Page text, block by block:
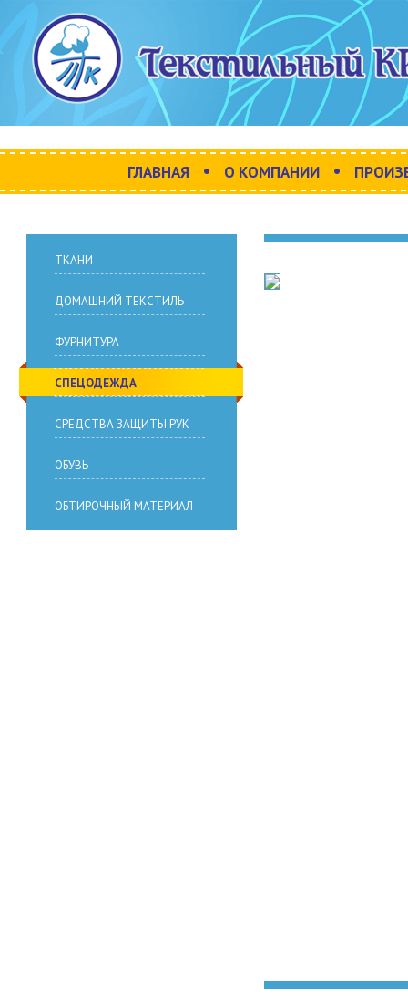
ГЛАВНАЯ • О КОМПАНИИ •
ТКАНИ
ДОМАШНИЙ ТЕКСТИЛЬ
ФУРНИТУРА
СПЕЦОДЕЖДА
СРЕДСТВА ЗАЩИТЫ РУК
ОБУВЬ
ОБТИРОЧНЫЙ МАТЕРИАЛ